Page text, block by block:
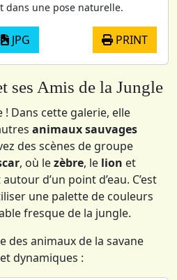
dans une pose naturelle.
JPG PRINT
ses Amis de la Jungle
! Dans cette galerie, elle
animaux sauvages
des scènes de groupe
, où lezèbre, le lion et
d’un point d’eau. C’est
une palette de couleurs
fresque de la jungle.
des animaux de la savane
dynamiques :